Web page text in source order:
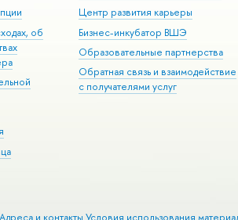
об
Центр развития карьеры
Бизнес-инкубатор ВШЭ
Образовательные партнерства
Обратная связь и взаимодействие
с получателями услуг